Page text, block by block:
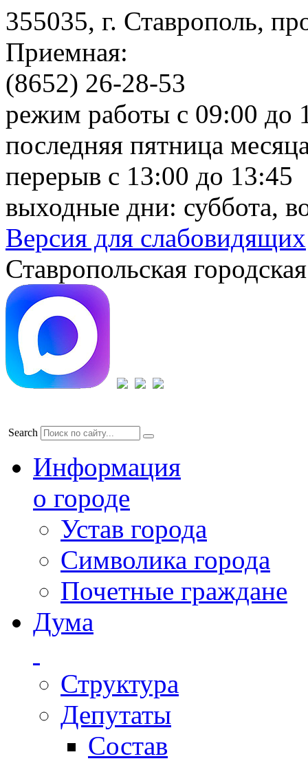
355035, г. Ставрополь,
Приемная:
(8652) 26-28-53
режим работы с 09:00 до
последняя пятница
перерыв с 13:00 до 13:45
выходные дни: суббота,
Версия для слабовидящих
Ставропольская
Search
Информация
о городе
Устав города
Символика города
Почетные граждане
Дума
Структура
Депутаты
Состав